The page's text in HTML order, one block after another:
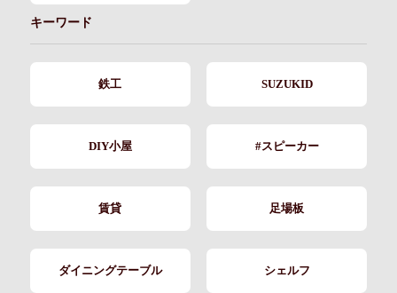
キーワード
鉄工 SUZUKID
DIY小屋 #スピーカー
賃貸 足場板
ダイニングテーブル シェルフ